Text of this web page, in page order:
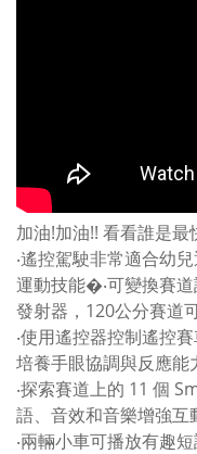
加油!加油!! 看看誰是最
‧遙控駕駛非常適合幼
運動技能�‧可變換賽
發射器，120公分賽道
‧使用遙控器控制遙控
培養手眼協調與反應能
‧探索賽道上的 11 個
語、音效和音樂增強互
‧兩輛小車可播放有趣